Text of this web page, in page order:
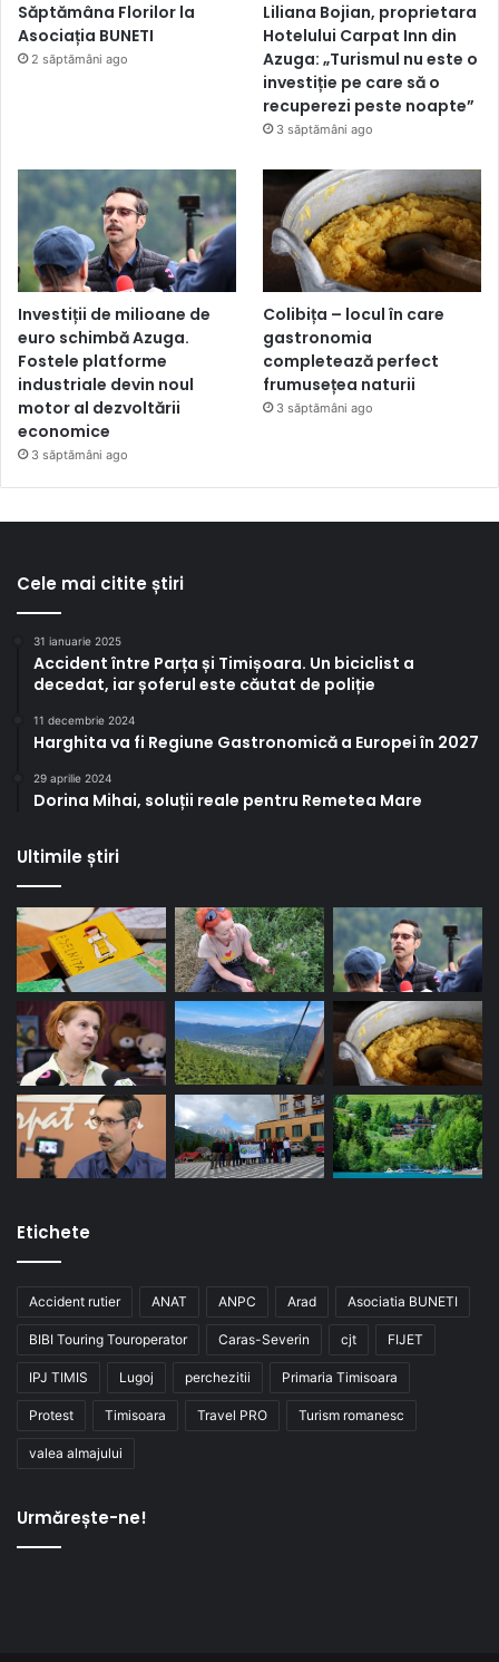
Săptămâna Florilor la
Asociația BUNETI
2 săptămâni ago
Liliana Bojian, proprietara
Hotelului Carpat Inn din
Azuga: „Turismul nu este o
investiție pe care să o
recuperezi peste noapte”
3 săptămâni ago
Investiții de milioane de
euro schimbă Azuga.
Fostele platforme
industriale devin noul
motor al dezvoltării
economice
3 săptămâni ago
Colibița – locul în care
gastronomia
completează perfect
frumusețea naturii
3 săptămâni ago
Cele mai citite știri
31 ianuarie 2025
Accident între Parța și Timișoara. Un biciclist a
decedat, iar șoferul este căutat de poliție
11 decembrie 2024
Harghita va fi Regiune Gastronomică a Europei în 2027
29 aprilie 2024
Dorina Mihai, soluții reale pentru Remetea Mare
Ultimile știri
Etichete
Accident rutier ANAT ANPC Arad Asociatia BUNETI
BIBI Touring Touroperator Caras-Severin cjt FIJET
IPJ TIMIS Lugoj perchezitii Primaria Timisoara
Protest Timisoara Travel PRO Turism romanesc
valea almajului
Urmărește-ne!